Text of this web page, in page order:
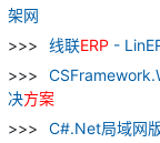
架网
线联ERP -
决方案
C#.Net局域网